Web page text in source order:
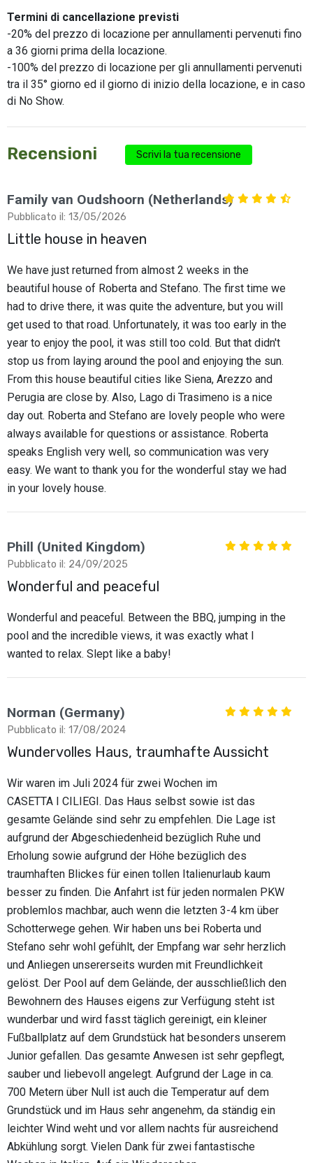
Termini di cancellazione previsti
-20% del prezzo di locazione per annullamenti pervenuti fino
a 36 giorni prima della locazione.
-100% del prezzo di locazione per gli annullamenti pervenuti
tra il 35° giorno ed il giorno di inizio della locazione, e in caso
di No Show.
Recensioni Scrivi la tua recensione
Family van Oudshoorn (Netherlands)
Pubblicato il: 13/05/2026
Little house in heaven
We have just returned from almost 2 weeks in the
beautiful house of Roberta and Stefano. The first time we
had to drive there, it was quite the adventure, but you will
get used to that road. Unfortunately, it was too early in the
year to enjoy the pool, it was still too cold. But that didn't
stop us from laying around the pool and enjoying the sun.
From this house beautiful cities like Siena, Arezzo and
Perugia are close by. Also, Lago di Trasimeno is a nice
day out. Roberta and Stefano are lovely people who were
always available for questions or assistance. Roberta
speaks English very well, so communication was very
easy. We want to thank you for the wonderful stay we had
in your lovely house.
Phill (United Kingdom)
Pubblicato il: 24/09/2025
Wonderful and peaceful
Wonderful and peaceful. Between the BBQ, jumping in the
pool and the incredible views, it was exactly what I
wanted to relax. Slept like a baby!
Norman (Germany)
Pubblicato il: 17/08/2024
Wundervolles Haus, traumhafte Aussicht
Wir waren im Juli 2024 für zwei Wochen im
CASETTA I CILIEGI. Das Haus selbst sowie ist das
gesamte Gelände sind sehr zu empfehlen. Die Lage ist
aufgrund der Abgeschiedenheid bezüglich Ruhe und
Erholung sowie aufgrund der Höhe bezüglich des
traumhaften Blickes für einen tollen Italienurlaub kaum
besser zu finden. Die Anfahrt ist für jeden normalen PKW
problemlos machbar, auch wenn die letzten 3-4 km über
Schotterwege gehen. Wir haben uns bei Roberta und
Stefano sehr wohl gefühlt, der Empfang war sehr herzlich
und Anliegen unsererseits wurden mit Freundlichkeit
gelöst. Der Pool auf dem Gelände, der ausschließlich den
Bewohnern des Hauses eigens zur Verfügung steht ist
wunderbar und wird fasst täglich gereinigt, ein kleiner
Fußballplatz auf dem Grundstück hat besonders unserem
Junior gefallen. Das gesamte Anwesen ist sehr gepflegt,
sauber und liebevoll angelegt. Aufgrund der Lage in ca.
700 Metern über Null ist auch die Temperatur auf dem
Grundstück und im Haus sehr angenehm, da ständig ein
leichter Wind weht und vor allem nachts für ausreichend
Abkühlung sorgt. Vielen Dank für zwei fantastische